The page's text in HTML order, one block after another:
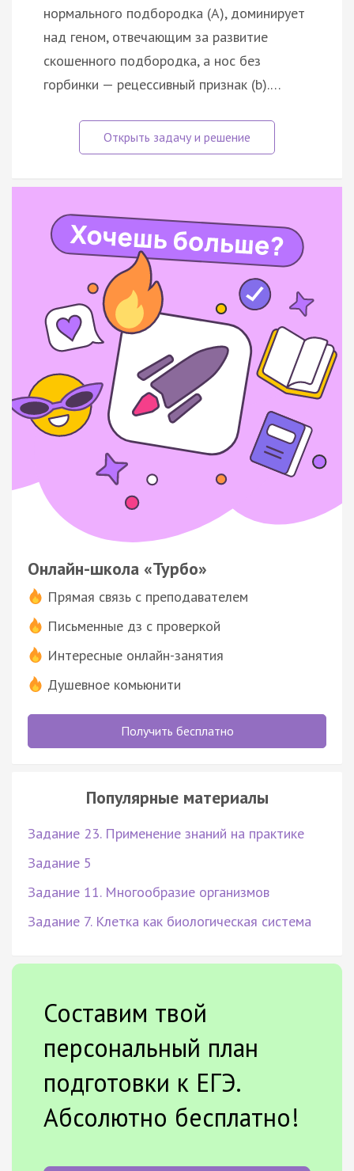
нормального подбородка (А), доминирует
над геном, отвечающим за развитие
скошенного подбородка, а нос без
горбинки — рецессивный признак (b).…
Онлайн-школа «Турбо»
Прямая связь с преподавателем
Письменные дз с проверкой
Интересные онлайн-занятия
Душевное комьюнити
Получить бесплатно
Популярные материалы
Задание 23. Применение знаний на практике
Задание 5
Задание 11. Многообразие организмов
Задание 7. Клетка как биологическая система
Составим твой
персональный план
подготовки к ЕГЭ.
Абсолютно бесплатно!